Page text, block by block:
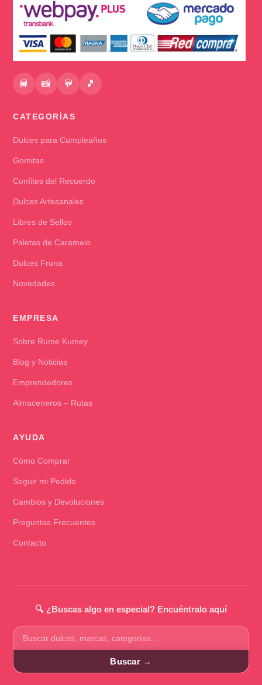
📘 📸 💬 🎵
CATEGORÍAS
Dulces para Cumpleaños
Gomitas
Confites del Recuerdo
Dulces Artesanales
Libres de Sellos
Paletas de Caramelo
Dulces Fruna
Novedades
EMPRESA
Sobre Rume Kumey
Blog y Noticias
Emprendedores
Almaceneros – Rutas
AYUDA
Cómo Comprar
Seguir mi Pedido
Cambios y Devoluciones
Preguntas Frecuentes
Contacto
🔍 ¿Buscas algo en especial? Encuéntralo aquí
Buscar
productos
Buscar →